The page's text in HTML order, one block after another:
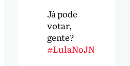
Já pode
votar,
gente?
#LulaNoJN